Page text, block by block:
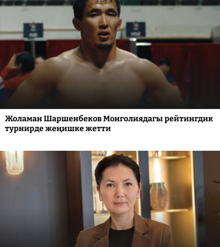
Жоламан Шаршенбеков Монголиядагы рейтингдик
турнирде жеңишке жетти